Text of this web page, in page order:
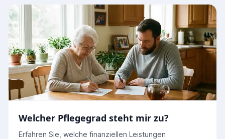
Welcher Pflegegrad steht mir zu?
Erfahren Sie, welche finanziellen Leistungen